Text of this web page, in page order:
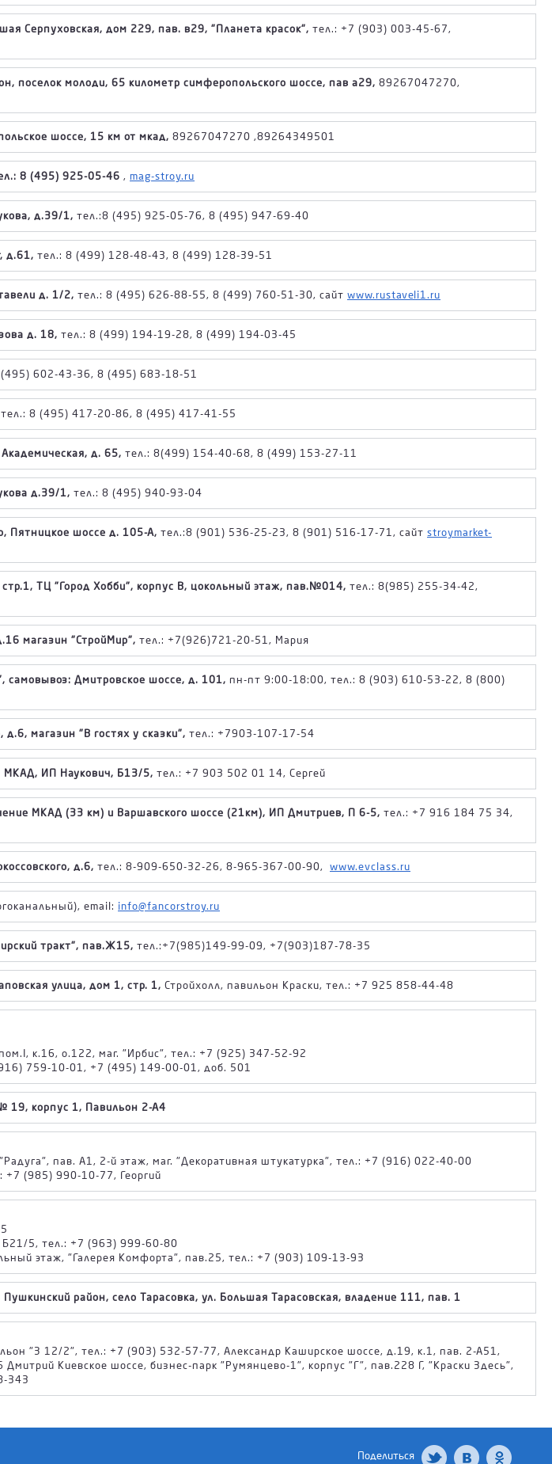
Серпуховская, дом 229, пав. в29, "Планета красок", тел.: +7 (903) 003-45-67,
поселок молоди, 65 километр симферопольского шоссе, пав а29, 89267047270,
шоссе, 15 км от мкад, 89267047270 ,89264349501
8 (495) 925-05-46 , mag-stroy.ru
д.39/1, тел.:8 (495) 925-05-76, 8 (495) 947-69-40
д.61, тел.: 8 (499) 128-48-43, 8 (499) 128-39-51
д. 1/2, тел.: 8 (495) 626-88-55, 8 (499) 760-51-30, сайт www.rustaveli1.ru
д. 18, тел.: 8 (499) 194-19-28, 8 (499) 194-03-45
(495) 602-43-36, 8 (495) 683-18-51
тел.: 8 (495) 417-20-86, 8 (495) 417-41-55
д. 65, тел.: 8(499) 154-40-68, 8 (499) 153-27-11
д.39/1, тел.: 8 (495) 940-93-04
Пятницкое шоссе д. 105-А, тел.:8 (901) 536-25-23, 8 (901) 516-17-71, сайт stroymarket-
ТЦ "Город Хобби", корпус В, цокольный этаж, пав.№014, тел.: 8(985) 255-34-42,
магазин "СтройМир", тел.: +7(926)721-20-51, Мария
самовывоз: Дмитровское шоссе, д. 101, пн-пт 9:00-18:00, тел.: 8 (903) 610-53-22, 8 (800)
магазин "В гостях у сказки", тел.: +7903-107-17-54
МКАД, ИП Наукович, Б13/5, тел.: +7 903 502 01 14, Сергей
МКАД (33 км) и Варшавского шоссе (21км), ИП Дмитриев, П 6-5, тел.: +7 916 184 75 34,
д.6, тел.: 8-909-650-32-26, 8-965-367-00-90, www.evclass.ru
email: info@fancorstroy.ru
тракт", пав.Ж15, тел.:+7(985)149-99-09, +7(903)187-78-35
улица, дом 1, стр. 1, Стройхолл, павильон Краски, тел.: +7 925 858-44-48
к.16, о.122, маг. "Ирбис", тел.: +7 (925) 347-52-92
759-10-01, +7 (495) 149-00-01, доб. 501
корпус 1, Павильон 2-А4
пав. А1, 2-й этаж, маг. "Декоративная штукатурка", тел.: +7 (916) 022-40-00
+7 (985) 990-10-77, Георгий
5, тел.: +7 (963) 999-60-80
этаж, "Галерея Комфорта", пав.25, тел.: +7 (903) 109-13-93
район, село Тарасовка, ул. Большая Тарасовская, владение 111, пав. 1
"З 12/2", тел.: +7 (903) 532-57-77, Александр Каширское шоссе, д.19, к.1, пав. 2-А51,
Киевское шоссе, бизнес-парк "Румянцево-1", корпус "Г", пав.228 Г, "Краски Здесь",
343
Поделиться